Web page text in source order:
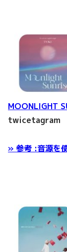
MOONLIGHT
twicetagram
» 参考 :音源を